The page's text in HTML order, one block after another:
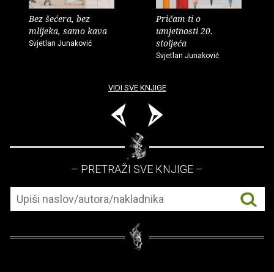
Bez šećera, bez
mlijeka, samo kava
Svjetlan Junaković
Pričam ti o
umjetnosti 20.
stoljeća
Svjetlan Junaković
VIDI SVE KNJIGE
– PRETRAŽI SVE KNJIGE –